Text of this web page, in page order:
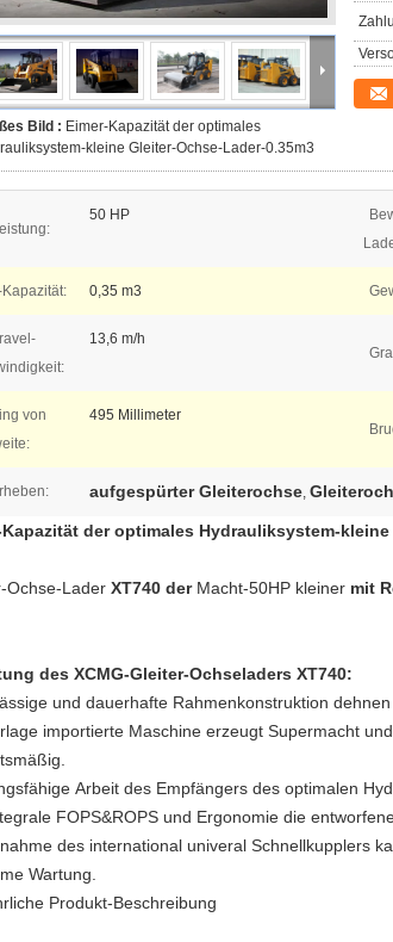
Bild : Eimer-Kapazität der optimales
kleine Gleiter-Ochse-Lader-0.35m3
50 HP
Kapazität: 0,35 m3
13,6 m/h
von
495 Millimeter
aufgespürter Gleiterochse,
Kapazität der optimales Hydrauliksystem-
Ochse-Lader XT740 derMacht-50HP kleiner mit
des XCMG-Gleiter-Ochseladers XT740:
und dauerhafte Rahmenkonstruktion
importierte Maschine erzeugt Supermacht
Arbeit des Empfängers des optimalen
FOPS&ROPS und Ergonomie die
des international univeral Schnellkupplers
Wartung.
Produkt-Beschreibung